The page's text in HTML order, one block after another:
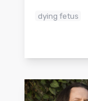
dying fetus